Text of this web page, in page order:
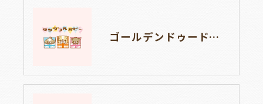
ゴールデンドゥードルの仔犬の見学が出来ます🐶🐶🐶岐阜県養老町のブリーダーワンダフルパピーです。